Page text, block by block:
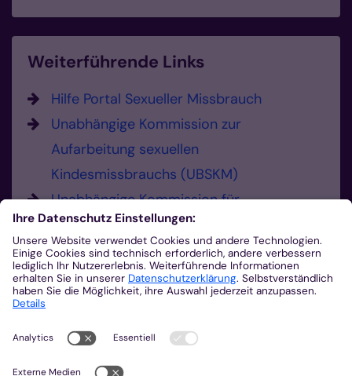
Weiterführende Links
Hilfe Portal Sexueller Missbrauch
Unabhängige Kommission zur
Aufarbeitung sexuellen
Kindesmissbrauchs (UBSKM)
Unabhängige Kommission für
Anerkennungsleistungen (UKA)
Hier können Sie Missbrauch melden.
Sie haben die Möglichkeit, sexualisierte
Gewalt und Verdachtsmomente zu
melden.